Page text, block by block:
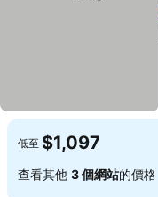
低至 $1,097
查看其他 3 個網站的價格